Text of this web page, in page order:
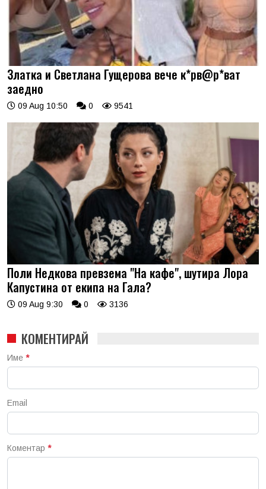
Златка и Светлана Гущерова вече к*рв@р*ват
заедно
09 Aug 10:50 0 9541
Поли Недкова превзема "На кафе", шутира Лора
Капустина от екипа на Гала?
09 Aug 9:30 0 3136
КОМЕНТИРАЙ
Име *
Email
Коментар *